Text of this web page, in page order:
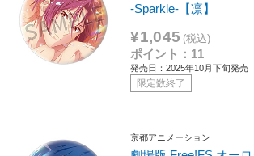
-Sparkle-【凛】
¥1,045 (税込)
ポイント：11
発売日：2025年10月下旬発売
限定数終了
京都アニメーション